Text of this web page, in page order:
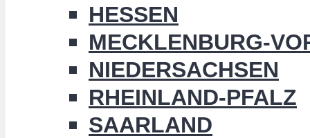
HESSEN
MECKLENBURG-
NIEDERSACHSEN
RHEINLAND-PFALZ
SAARLAND